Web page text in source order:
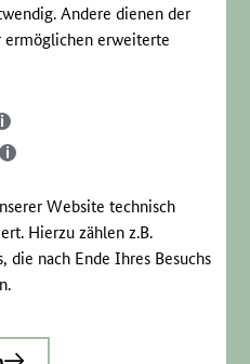
Andere dienen der
ermöglichen erweiterte
Website technisch
Hierzu zählen z.B.
die nach Ende Ihres Besuchs